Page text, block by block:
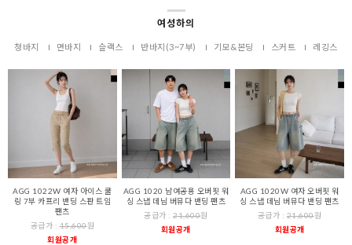
여성하의
청바지 면바지 슬랙스 반바지(3~7부) 기모&본딩 스커트 레깅스
AGG 1022W 여자 아이스 쿨
링 7부 카프리 밴딩 스판 트임
팬츠
공급가 :15,600원
회원공개
AGG 1020 남여공용 오버핏 워
싱 스냅 데님 버뮤다 밴딩 팬츠
공급가 :21,600원
회원공개
AGG 1020W 여자 오버핏 워
싱 스냅 데님 버뮤다 밴딩 팬츠
공급가 : 21,600원
회원공개